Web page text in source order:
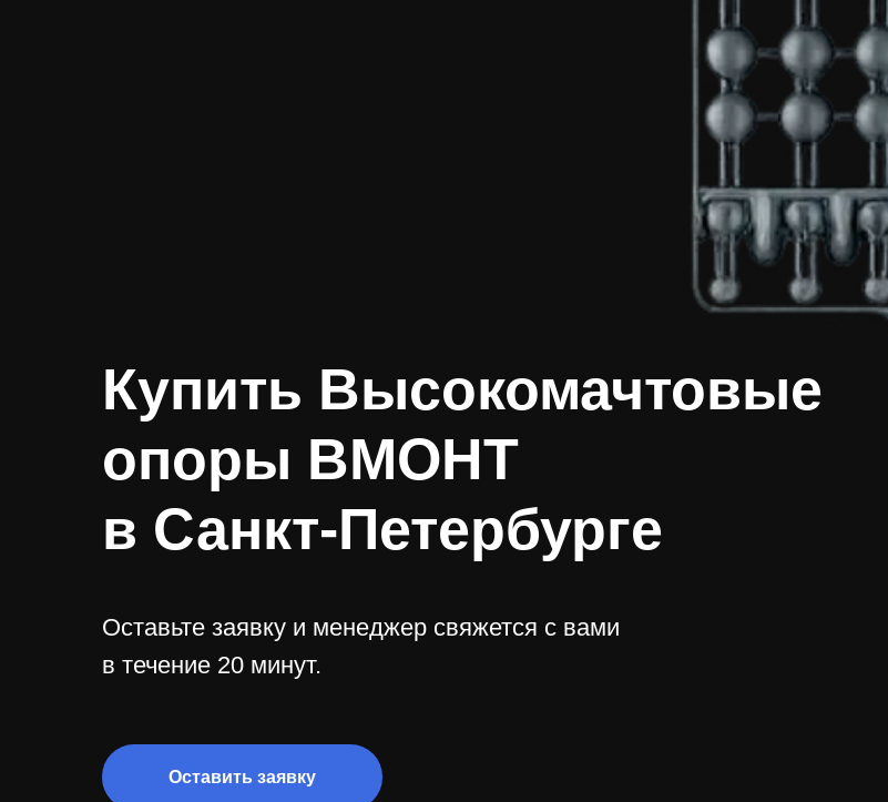
Купить Высокомачтовые
опоры ВМОНТ
в Санкт-Петербурге
Оставьте заявку и менеджер свяжется с вами
в течение 20 минут.
Оставить заявку